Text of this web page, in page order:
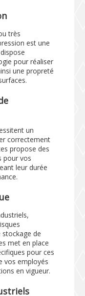
très
est une
pour réaliser
une propreté
un
correctement
propose des
pour vos
leur durée
de
met en place
pour ces
vos employés
en vigueur.